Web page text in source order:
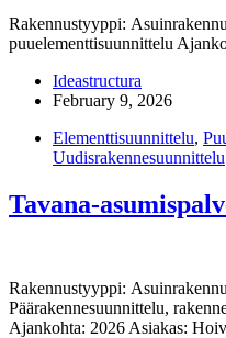
Rakennustyyppi:
puuelementtisuunnittelu
Ideastructura
February 9, 2026
Elementtisuunnittelu,
Uudisrakennesuunnittelu
Tavana-
Rakennustyyppi:
Päärakennesuunnittelu,
Ajankohta: 2026 Asiakas: